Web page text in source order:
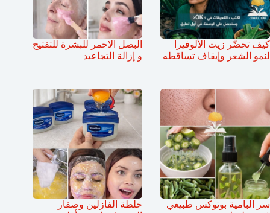
كيف تحضّر زيت الألوفيرا
لنمو الشعر وإيقاف تساقطه
البصل الاحمر للبشرة للتفتيح
و إزالة التجاعيد
سر البامية بوتوكس طبيعي
خلطة الفازلين وصفار